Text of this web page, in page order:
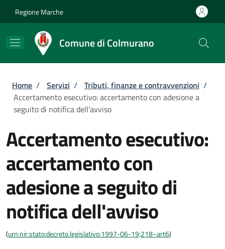
Regione Marche
Comune di Colmurano
Briciole di pane
Home / Servizi / Tributi, finanze e contravvenzioni /
Accertamento esecutivo: accertamento con adesione a
seguito di notifica dell'avviso
Accertamento esecutivo:
accertamento con
adesione a seguito di
notifica dell'avviso
(urn:nir:stato:decreto.legislativo:1997-06-19;218~art6)